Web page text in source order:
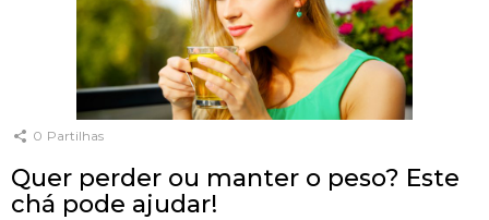
0 Partilhas
Quer perder ou manter o peso? Este
chá pode ajudar!